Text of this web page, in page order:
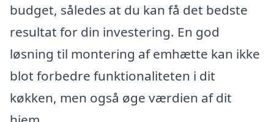
budget, således at du kan få det bedste
resultat for din investering. En god
løsning til montering af emhætte kan ikke
blot forbedre funktionaliteten i dit
køkken, men også øge værdien af dit